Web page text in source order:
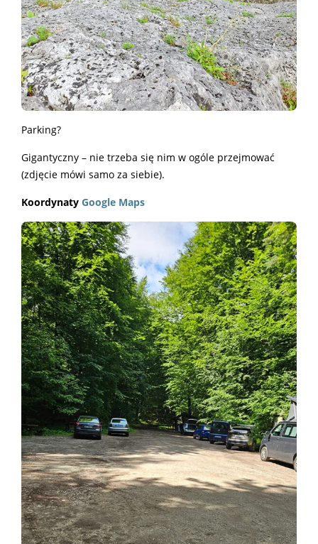
Parking?
Gigantyczny – nie trzeba się nim w ogóle przejmować
(zdjęcie mówi samo za siebie).
Koordynaty Google Maps